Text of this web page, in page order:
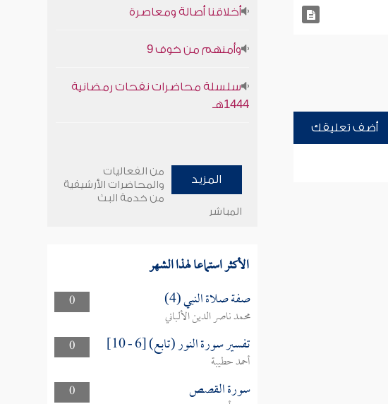
أضف تعليقك
أخلاقنا أصالة ومعاصرة
وأمنهم من خوف 9
سلسلة محاضرات نفحات رمضانية
1444هـ
المزيد
من الفعاليات
والمحاضرات الأرشيفية
من خدمة البث
المباشر
الأكثر استماعا لهذا الشهر
0 صفة صلاة النبي (4)
محمد ناصر الدين الألباني
0
تفسير سورة النور (تابع) [6 - 10]
أحمد حطيبة
0
سورة القصص